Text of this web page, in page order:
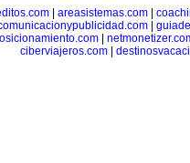
areasistemas.com
|
ciberviajeros.com|